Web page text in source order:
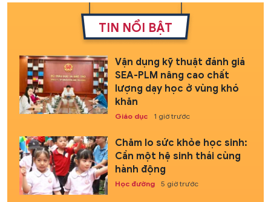
TIN NỔI BẬT
Vận dụng kỹ thuật đánh giá
SEA-PLM nâng cao chất
lượng dạy học ở vùng khó
khăn
Giáo dục 1 giờ trước
Chăm lo sức khỏe học sinh:
Cần một hệ sinh thái cùng
hành động
Học đường 5 giờ trước